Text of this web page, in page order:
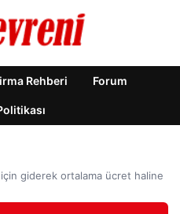
Rehberi Forum
için giderek ortalama ücret haline